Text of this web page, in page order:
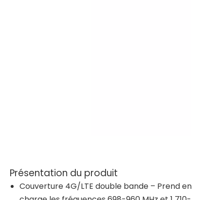
Présentation du produit
Couverture 4G/LTE double bande – Prend en